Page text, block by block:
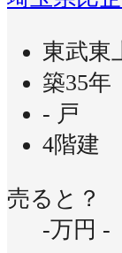
東武東
築35年
- 戸
4階建
売ると？
-万円 -